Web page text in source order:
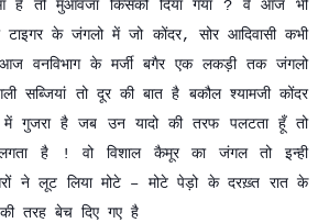
है तो मुआवजा किसको दिया गया ? वे आज भी
के जंगलो में जो कोंदर, सोर आदिवासी कभी
वनविभाग के मर्जी बगैर एक लकड़ी तक जंगलो
सब्जियां तो दूर की बात है बकौल श्यामजी कोंदर
में गुजरा है जब उन यादो की तरफ पलटता हूँ तो
है ! वो विशाल कैमूर का जंगल तो इन्ही
ने लूट लिया मोटे – मोटे पेड़ो के दरख़्त रात के
तरह बेच दिए गए है